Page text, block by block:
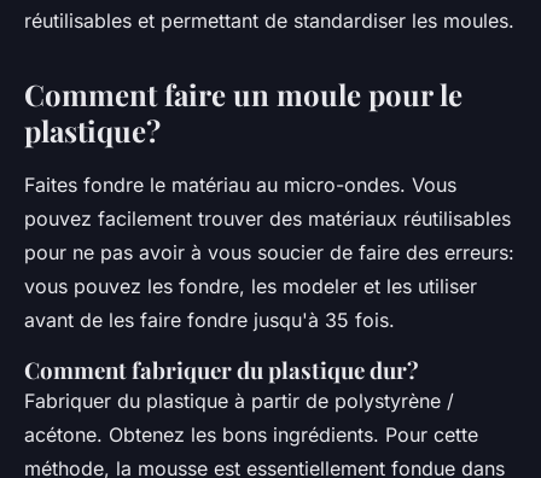
réutilisables et permettant de standardiser les moules.
Comment faire un moule pour le
plastique?
Faites fondre le matériau au micro-ondes. Vous
pouvez facilement trouver des matériaux réutilisables
pour ne pas avoir à vous soucier de faire des erreurs:
vous pouvez les fondre, les modeler et les utiliser
avant de les faire fondre jusqu'à 35 fois.
Comment fabriquer du plastique dur?
Fabriquer du plastique à partir de polystyrène /
acétone. Obtenez les bons ingrédients. Pour cette
méthode, la mousse est essentiellement fondue dans